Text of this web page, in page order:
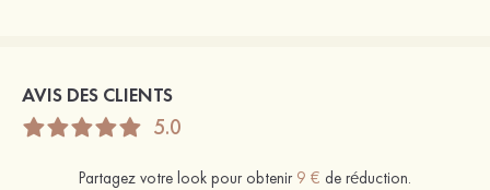
AVIS DES CLIENTS
5.0
Partagez votre look pour obtenir 9 € de réduction.